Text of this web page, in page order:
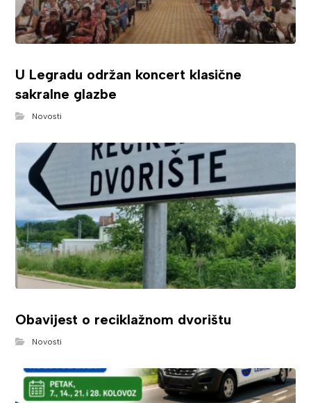
U Legradu održan koncert klasične
sakralne glazbe
Novosti
Obavijest o reciklažnom dvorištu
Novosti